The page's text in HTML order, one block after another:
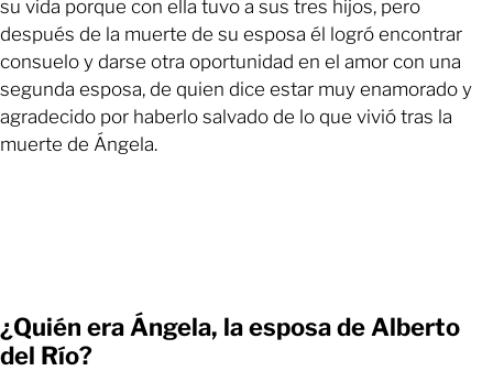
su vida porque con ella tuvo a sus tres hijos, pero
después de la muerte de su esposa él logró encontrar
consuelo y darse otra oportunidad en el amor con una
segunda esposa, de quien dice estar muy enamorado y
agradecido por haberlo salvado de lo que vivió tras la
muerte de Ángela.
¿Quién era Ángela, la esposa de Alberto
del Río?